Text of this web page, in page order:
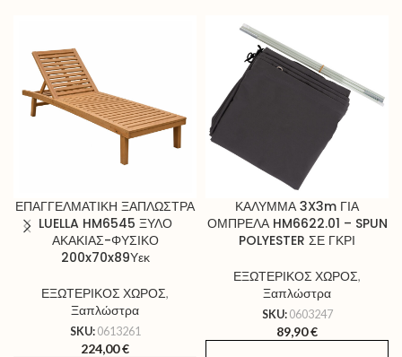
ΕΠΑΓΓΕΛΜΑΤΙΚΗ ΞΑΠΛΩΣΤΡΑ
LUELLA HM6545 ΞΥΛΟ
ΑΚΑΚΙΑΣ-ΦΥΣΙΚΟ
200x70x89Υεκ
ΕΞΩΤΕΡΙΚΟΣ ΧΩΡΟΣ,
Ξαπλώστρα
SKU: 0613261
224,00€
ΚΑΛΥΜΜΑ 3X3m ΓΙΑ
ΟΜΠΡΕΛΑ HM6622.01 – SPUN
POLYESTER ΣΕ ΓΚΡΙ
ΕΞΩΤΕΡΙΚΟΣ ΧΩΡΟΣ,
Ξαπλώστρα
SKU: 0603247
89,90€